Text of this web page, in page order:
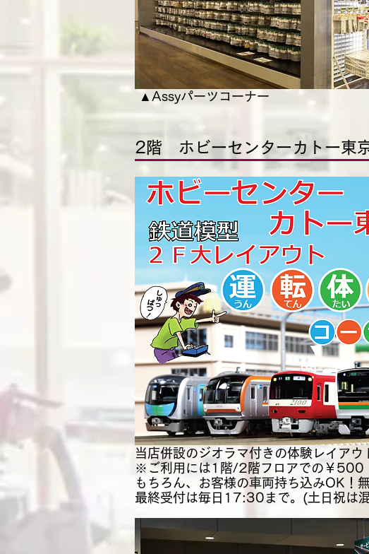
▲Assyパーツコーナー
2階 ホビーセンターカトー東
当店併設のジオラマ付きの体験レイア
※ご利用には1階/2階フロアでの￥500
もちろん、お客様の車両持ち込みOK！
最終受付は毎日17:30まで。(土日祝は